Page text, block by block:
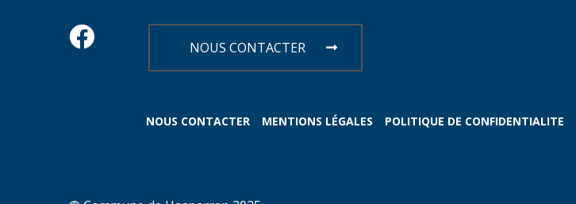
NOUS CONTACTER
NOUS CONTACTER MENTIONS LÉGALES POLITIQUE DE CONFIDENTIALITE